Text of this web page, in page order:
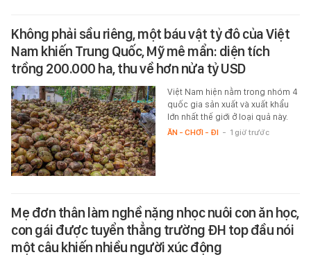
Không phải sầu riêng, một báu vật tỷ đô của Việt
Nam khiến Trung Quốc, Mỹ mê mẩn: diện tích
trồng 200.000 ha, thu về hơn nửa tỷ USD
Việt Nam hiện nằm trong nhóm 4
quốc gia sản xuất và xuất khẩu
lớn nhất thế giới ở loại quả này.
ĂN - CHƠI - ĐI - 1 giờ trước
Mẹ đơn thân làm nghề nặng nhọc nuôi con ăn học,
con gái được tuyển thẳng trường ĐH top đầu nói
một câu khiến nhiều người xúc động